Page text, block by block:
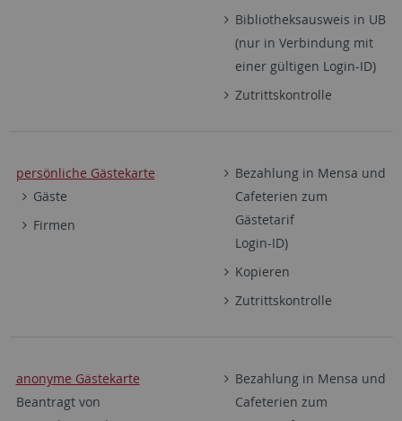
Bibliotheksausweis in UB
(nur in Verbindung mit
einer gültigen Login-ID)
Zutrittskontrolle
persönliche Gästekarte
Gäste
Firmen
Bezahlung in Mensa und
Cafeterien zum
Gästetarif
Login-ID)
Kopieren
Zutrittskontrolle
anonyme Gästekarte
Beantragt von
Bezahlung in Mensa und
Cafeterien zum